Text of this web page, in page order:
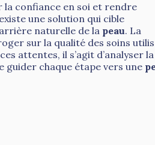
la confiance en soi et rendre
une solution qui cible
naturelle de la peau. La
sur la qualité des soins
attentes, il s’agit d’analyser la
guider chaque étape vers une